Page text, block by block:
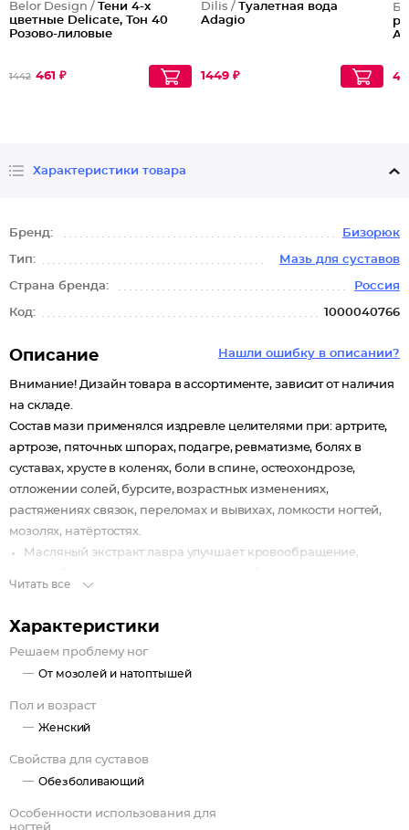
Belor Design / Тени 4-х
цветные Delicate, Тон 40
Розово-лиловые
1442 461 ₽
Dilis / Туалетная вода
Adagio
1449 ₽
Характеристики товара
Бренд: Бизорюк
Тип: Мазь для суставов
Страна бренда: Россия
Код: 1000040766
Нашли ошибку в описании?
Описание
Внимание! Дизайн товара в ассортименте, зависит от наличия
на складе.
Состав мази применялся издревле целителями при: артрите,
артрозе, пяточных шпорах, подагре, ревматизме, болях в
суставах, хрусте в коленях, боли в спине, остеохондрозе,
отложении солей, бурсите, возрастных изменениях,
растяжениях связок, переломах и вывихах, ломкости ногтей,
мозолях, натёртостях.
Масляный экстракт лавра улучшает кровообращение,
Масляный экстракт девясила оказывает антимикробное
воздействие.
Масляный экстракт прополиса обладает
кровообращение в поражённых тканях, уменьшает боль и
Масляный экстракт зародышей пшеницы способствует
питанию эпидермиса, насыщает его витаминами и
Воск пчелиный снабжает ткани и клетки полезными
Читать все
Характеристики
Решаем проблему ног
От мозолей и натоптышей
Пол и возраст
Женский
Свойства для суставов
Обезболивающий
Особенности использования для